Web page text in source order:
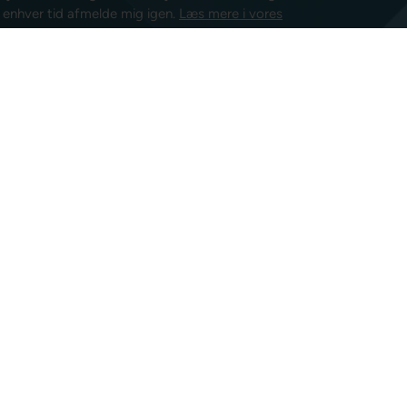
tid afmelde mig igen. Læs mere i vores
post